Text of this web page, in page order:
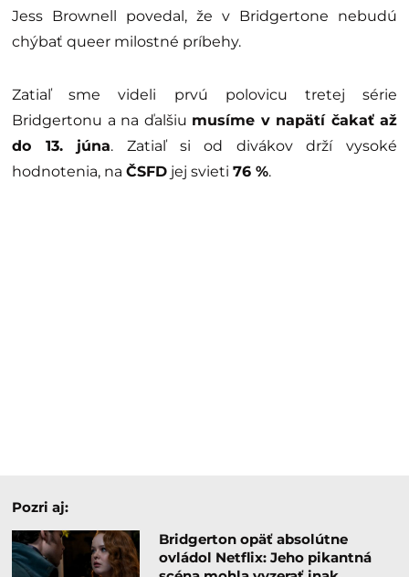
Jess Brownell povedal, že v Bridgertone nebudú
chýbať queer milostné príbehy.
Zatiaľ sme videli prvú polovicu tretej série
Bridgertonu a na ďalšiu musíme v napätí čakať až
do 13. júna. Zatiaľ si od divákov drží vysoké
hodnotenia, na ČSFD jej svieti 76 %.
Pozri aj:
Bridgerton opäť absolútne
ovládol Netflix: Jeho pikantná